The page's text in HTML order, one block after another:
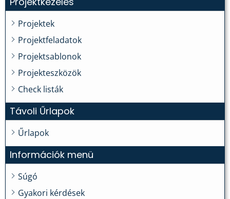
Projektek
Projektfeladatok
Projektsablonok
Projekteszközök
Check listák
Távoli Űrlapok
Űrlapok
Információk menü
Súgó
Gyakori kérdések